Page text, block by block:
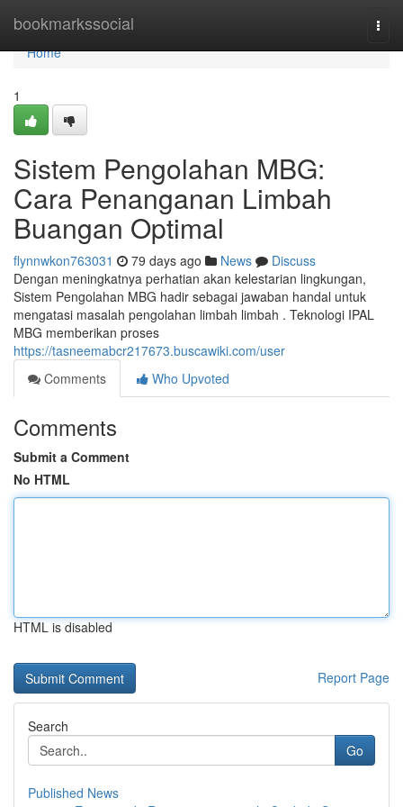
bookmarkssocial
Home
Home
1
Sistem Pengolahan MBG:
Cara Penanganan Limbah
Buangan Optimal
flynnwkon763031 79 days ago News
Discuss
Dengan meningkatnya perhatian akan kelestarian lingkungan,
Sistem Pengolahan MBG hadir sebagai jawaban handal untuk
mengatasi masalah pengolahan limbah limbah . Teknologi IPAL
MBG memberikan proses
https://tasneemabcr217673.buscawiki.com/user
Comments
Who Upvoted
Comments
Submit a Comment
No HTML
HTML is disabled
Report Page
Search
Go
Published News